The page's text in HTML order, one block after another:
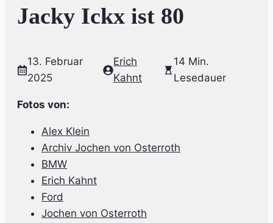
Jacky Ickx ist 80
13. Februar
2025
Erich
Kahnt
14 Min.
Lesedauer
Fotos von:
Alex Klein
Archiv Jochen von Osterroth
BMW
Erich Kahnt
Ford
Jochen von Osterroth